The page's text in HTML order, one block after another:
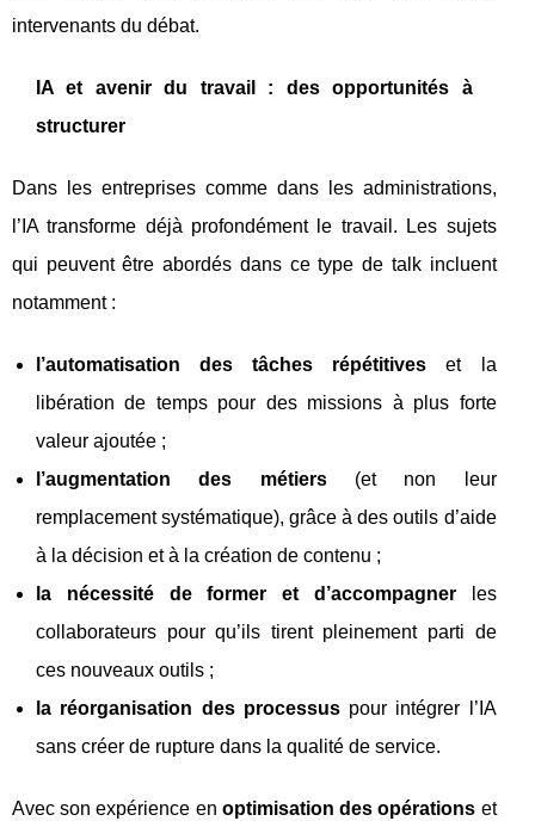
intervenants du débat.
IA et avenir du travail : des opportunités à
structurer
Dans les entreprises comme dans les administrations,
l’IA transforme déjà profondément le travail. Les sujets
qui peuvent être abordés dans ce type de talk incluent
notamment :
l’automatisation des tâches répétitives et la
libération de temps pour des missions à plus forte
valeur ajoutée ;
l’augmentation des métiers(et non leur
remplacement systématique), grâce à des outils d’aide
à la décision et à la création de contenu ;
la nécessité de former et d’accompagnerles
collaborateurs pour qu’ils tirent pleinement parti de
ces nouveaux outils ;
la réorganisation des processuspour intégrer l’IA
sans créer de rupture dans la qualité de service.
Avec son expérience en optimisation des opérations et